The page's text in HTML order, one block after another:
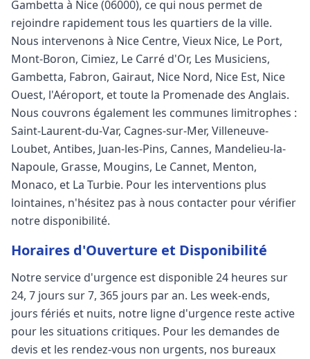
Gambetta à Nice (06000), ce qui nous permet de
rejoindre rapidement tous les quartiers de la ville.
Nous intervenons à Nice Centre, Vieux Nice, Le Port,
Mont-Boron, Cimiez, Le Carré d'Or, Les Musiciens,
Gambetta, Fabron, Gairaut, Nice Nord, Nice Est, Nice
Ouest, l'Aéroport, et toute la Promenade des Anglais.
Nous couvrons également les communes limitrophes :
Saint-Laurent-du-Var, Cagnes-sur-Mer, Villeneuve-
Loubet, Antibes, Juan-les-Pins, Cannes, Mandelieu-la-
Napoule, Grasse, Mougins, Le Cannet, Menton,
Monaco, et La Turbie. Pour les interventions plus
lointaines, n'hésitez pas à nous contacter pour vérifier
notre disponibilité.
Horaires d'Ouverture et Disponibilité
Notre service d'urgence est disponible 24 heures sur
24, 7 jours sur 7, 365 jours par an. Les week-ends,
jours fériés et nuits, notre ligne d'urgence reste active
pour les situations critiques. Pour les demandes de
devis et les rendez-vous non urgents, nos bureaux